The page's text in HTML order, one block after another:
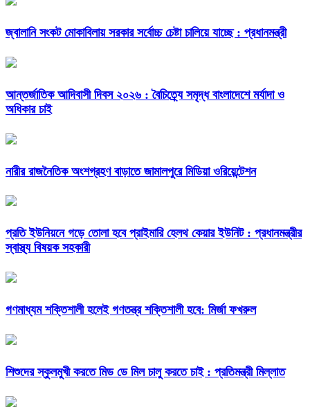
জ্বালানি সংকট মোকাবিলায় সরকার সর্বোচ্চ চেষ্টা চালিয়ে যাচ্ছে : প্রধানমন্ত্রী
আন্তর্জাতিক আদিবাসী দিবস ২০২৬ : বৈচিত্র্যে সমৃদ্ধ বাংলাদেশে মর্যাদা ও
অধিকার চাই
নারীর রাজনৈতিক অংশগ্রহণ বাড়াতে জামালপুরে মিডিয়া ওরিয়েন্টেশন
প্রতি ইউনিয়নে গড়ে তোলা হবে প্রাইমারি হেলথ কেয়ার ইউনিট : প্রধানমন্ত্রীর
স্বাস্থ্য বিষয়ক সহকারী
গণমাধ্যম শক্তিশালী হলেই গণতন্ত্র শক্তিশালী হবে: মির্জা ফখরুল
শিশুদের স্কুলমুখী করতে মিড ডে মিল চালু করতে চাই : প্রতিমন্ত্রী মিল্লাত